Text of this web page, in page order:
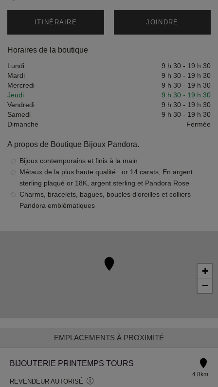
ITINÉRAIRE JOINDRE
Horaires de la boutique
Lundi 9 h 30 - 19 h 30
Mardi
9 h 30 - 19 h 30
Mercredi
9 h 30 - 19 h 30
Jeudi
9 h 30 - 19 h 30
Vendredi
9 h 30 - 19 h 30
Samedi
9 h 30 - 19 h 30
Dimanche
Fermée
A propos de Boutique Bijoux Pandora.
Bijoux contemporains et finis à la main
Métaux de la plus haute qualité : or 14 carats, En argent
sterling plaqué or 18K, argent sterling et Pandora Rose
Charms, bracelets, bagues, boucles d’oreilles et colliers
Pandora emblématiques
+
−
EMPLACEMENTS À PROXIMITÉ
BIJOUTERIE PRINTEMPS TOURS
REVENDEUR AUTORISÉ
4.8km